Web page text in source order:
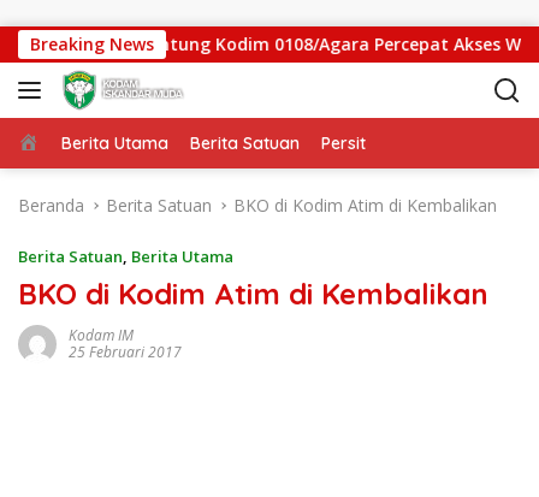
Breaking News
Jembatan Gantung Kodim 0108/Agara Percepat Akses
Beranda
Berita Utama Berita Satuan Persit
Beranda Berita Satuan BKO di Kodim Atim di Kembalikan
Berita Satuan, Berita Utama
BKO di Kodim Atim di Kembalikan
Kodam IM
25 Februari 2017